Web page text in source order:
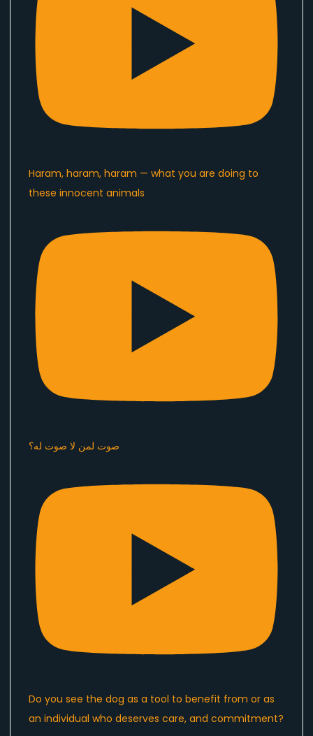
Haram, haram, haram — what you are doing to
these innocent animals
صوت لمن لا صوت له؟
Do you see the dog as a tool to benefit from or as
an individual who deserves care, and commitment?